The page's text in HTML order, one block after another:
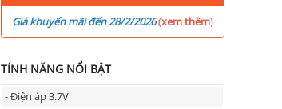
Giá khuyến mãi đến 28/2/2026(xem thêm)
TÍNH NĂNG NỔI BẬT
- Điện áp 3.7V